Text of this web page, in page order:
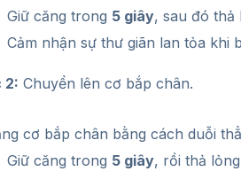
Giữ căng trong 5 giây, sau đó thả
Cảm nhận sự thư giãn lan tỏa khi
2: Chuyển lên cơ bắp chân.
cơ bắp chân bằng cách duỗi
Giữ căng trong 5 giây, rồi thả